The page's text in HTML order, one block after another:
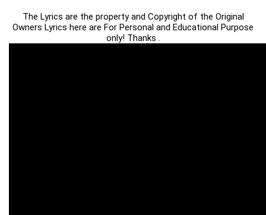
The Lyrics are the property and Copyright of the Original
Owners Lyrics here are For Personal and Educational Purpose
only! Thanks .